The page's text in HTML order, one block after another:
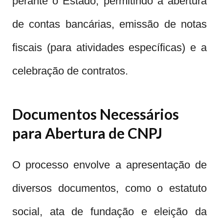
de contas bancárias, emissão de notas
fiscais (para atividades específicas) e a
celebração de contratos.
Documentos Necessários
para Abertura de CNPJ
O processo envolve a apresentação de
diversos documentos, como o estatuto
social, ata de fundação e eleição da